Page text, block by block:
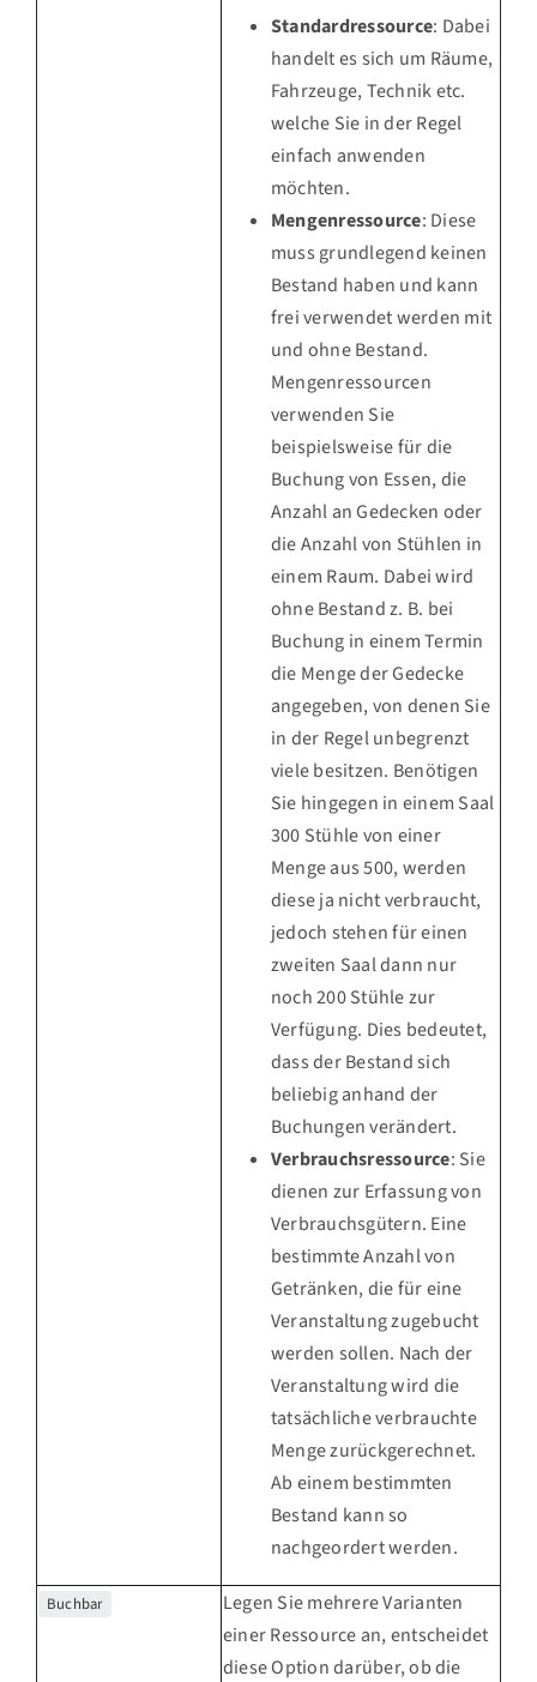
Standardressource: Dabei
handelt es sich um Räume,
Fahrzeuge, Technik etc.
welche Sie in der Regel
einfach anwenden
möchten.
Mengenressource: Diese
muss grundlegend keinen
Bestand haben und kann
frei verwendet werden mit
und ohne Bestand.
Mengenressourcen
verwenden Sie
beispielsweise für die
Buchung von Essen, die
Anzahl an Gedecken oder
die Anzahl von Stühlen in
einem Raum. Dabei wird
ohne Bestand z. B. bei
Buchung in einem Termin
die Menge der Gedecke
angegeben, von denen Sie
in der Regel unbegrenzt
viele besitzen. Benötigen
Sie hingegen in einem Saal
300 Stühle von einer
Menge aus 500, werden
diese ja nicht verbraucht,
jedoch stehen für einen
zweiten Saal dann nur
noch 200 Stühle zur
Verfügung. Dies bedeutet,
dass der Bestand sich
beliebig anhand der
Buchungen verändert.
Verbrauchsressource: Sie
dienen zur Erfassung von
Verbrauchsgütern. Eine
bestimmte Anzahl von
Getränken, die für eine
Veranstaltung zugebucht
werden sollen. Nach der
Veranstaltung wird die
tatsächliche verbrauchte
Menge zurückgerechnet.
Ab einem bestimmten
Bestand kann so
nachgeordert werden.
Buchbar
Legen Sie mehrere Varianten
einer Ressource an, entscheidet
diese Option darüber, ob die